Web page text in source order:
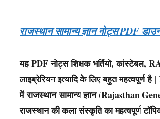
राजस्थान सामान्य ज्ञान नोट्स PDF
यह PDF नोट्स शिक्षक भर्तियो,
लाइब्रेरियन इत्यादि के लिए बहुत महत्वपूर्ण
में राजस्थान सामान्य ज्ञान (Rajasthan
राजस्थान की कला संस्कृति का महत्वपूर्ण